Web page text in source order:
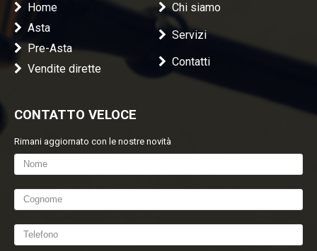
Home
Asta
Pre-Asta
Vendite dirette
Chi siamo
Servizi
Contatti
CONTATTO VELOCE
Rimani aggiornato con le nostre novità